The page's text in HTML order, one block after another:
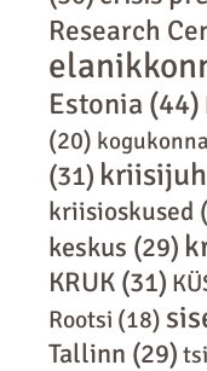
Research
Estonia (44)
(20)
(31)
kriisioskused
keskus (29)
KRUK (31)
Rootsi (18)
Tallinn (29)